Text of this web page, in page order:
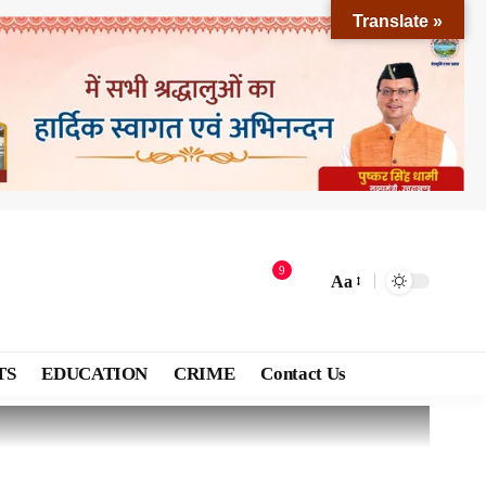
9
Aa
EDUCATION CRIME Contact Us
Translate »